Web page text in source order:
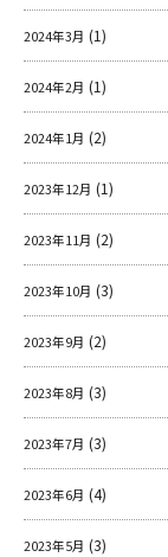
2024年3月 (1)
2024年2月 (1)
2024年1月 (2)
2023年12月 (1)
2023年11月 (2)
2023年10月 (3)
2023年9月 (2)
2023年8月 (3)
2023年7月 (3)
2023年6月 (4)
2023年5月 (3)